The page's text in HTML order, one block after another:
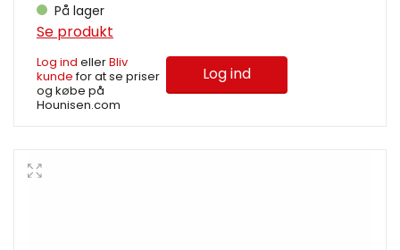
På lager
Se produkt
Log ind ellerBliv
kundefor at se priser
og købe på
Hounisen.com
Log ind